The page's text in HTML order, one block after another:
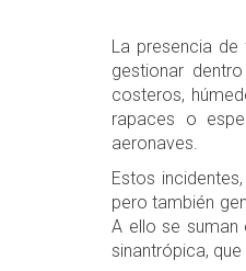
La presencia
gestionar
costeros,
rapaces o
aeronaves.
Estos
pero también
A ello se suman
sinantrópica,